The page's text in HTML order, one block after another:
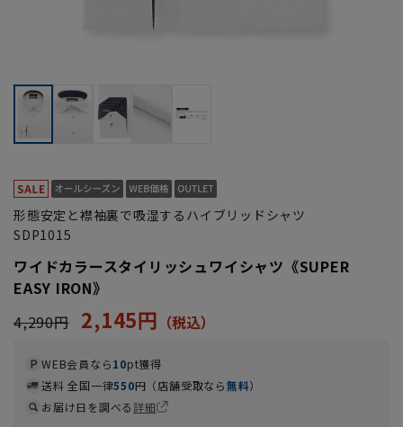
形態安定と襟袖裏で吸湿するハイブリッドシャツ
SDP1015
ワイドカラースタイリッシュワイシャツ《SUPER
EASY IRON》
4,290円 2,145円
WEB会員なら10pt獲得
送料 全国一律550円（店舗受取なら無料）
お届け日を調べる詳細